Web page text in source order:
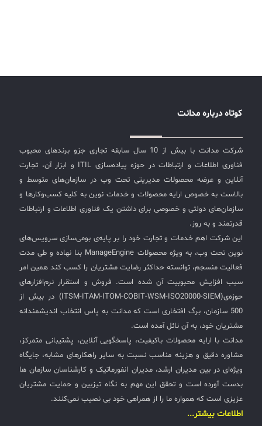
کوتاه درباره مدانت
شرکت مدانت با بیش از 10 سال سابقه تجاری جزو برندهای محبوب
فناوری اطلاعات و ارتباطات در حوزه پیاده‌سازی ITIL و ابزار آن، تجارت
آنلاین و عرضه محصولات مدیریتی تحت وب در سازمان‌های متوسط و
بالاست به خصوص ارایه محصولات و خدمات نوین به کلیه کسب‌وکارها و
سازمان‌های دولتی و خصوصی برای داشتن یک فناوری اطلاعات و ارتباطات
قدرتمند و به روز.
این شرکت اهم خدمات و تجارت خود را بر پایه‌ی بومی‌سازی سرویس‌های
نوین تحت وب، به ویژه محصولات ManageEngine بنا نهاده و طی مدت
فعالیت منسجم، توانسته حداکثر رضایت مشتریان را کسب کند همین امر
سبب افزایش محبوبیت آن شده است. فروش و استقرار نرم‌افزارهای
حوزه‌ی(ITSM-ITAM-ITOM-COBIT-WSM-ISO20000-SIEM) در بیش از
500 سازمان، برگ افتخاری است که مدانت به پاس انتخاب اندیشمندانه
مشتریان خود، به آن نائل آمده است.
مدانت با ارایه محصولات باکیفیت، پاسخگویی آنلاین، پشتیبانی متمرکز،
مشاوره دقیق و هزینه مناسب نسبت به سایر راهکارهای مشابه، جایگاه
ویژه‌ای در بین مدیران ارشد، مدیران انفورماتیک و کارشناسان سازمان ها
بدست آورده است و تحقق این مهم به نگاه تیزبین و حمایت مشتریان
عزیزی است که همواره ما را از همراهی خود بی نصیب نمی‌کنند.
اطلاعات بیشتر...